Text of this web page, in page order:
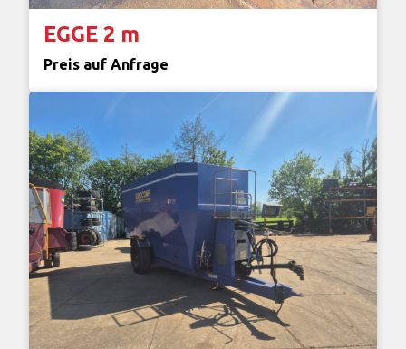
EGGE 2 m
Preis auf Anfrage